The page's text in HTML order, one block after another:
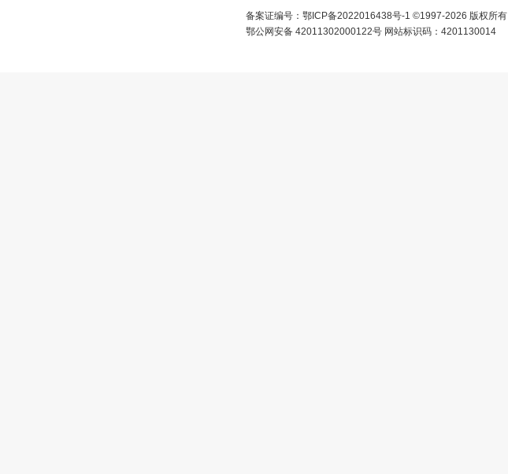
备案证编号：鄂ICP备2022016438号-1 ©1997-2026 版权所有
鄂公网安备 42011302000122号 网站标识码：4201130014